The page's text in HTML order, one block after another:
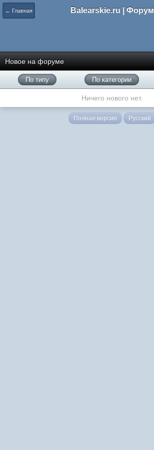
← Главная Balearskie.ru | Форум
Новое на форуме
По типу По категории
Ничего нового нет.
Полная версия Русский